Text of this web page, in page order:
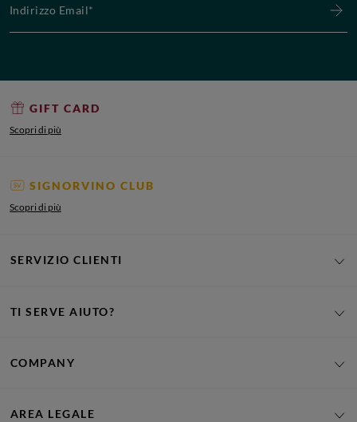
GIFT CARD
Scopri di più
SIGNORVINO CLUB
Scopri di più
SERVIZIO CLIENTI
TI SERVE AIUTO?
COMPANY
AREA LEGALE